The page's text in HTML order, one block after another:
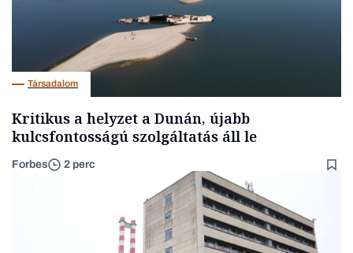
Társadalom
Kritikus a helyzet a Dunán, újabb
kulcsfontosságú szolgáltatás áll le
Forbes 2 perc